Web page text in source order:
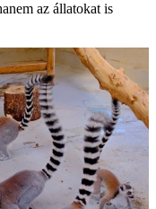
az állatokat is